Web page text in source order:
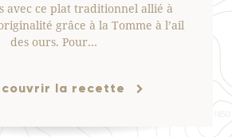
avec ce plat traditionnel allié à
grâce à la Tomme à l’ail
des ours. Pour…
la recette